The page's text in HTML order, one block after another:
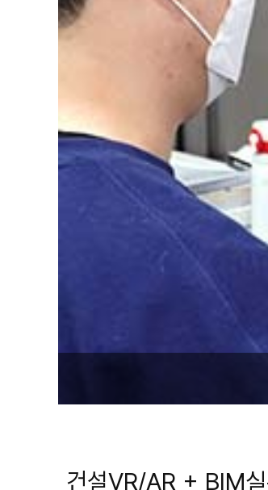
건설VR/AR + BIM